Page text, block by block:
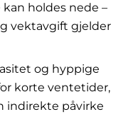
holdes nede –
vektavgift gjelder
og hyppige
korte ventetider,
indirekte påvirke